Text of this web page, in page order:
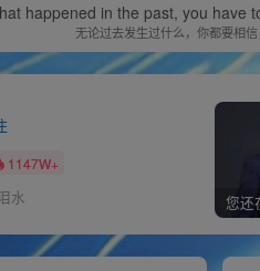
happened in the past, you have
无论过去发生过什么，你都要相
1147W+
水